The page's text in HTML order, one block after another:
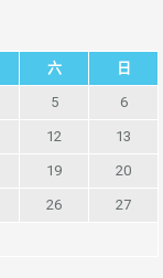
六 日
5 6
12 13
19 20
26 27